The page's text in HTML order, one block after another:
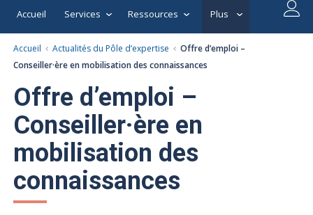
Accueil Services Ressources Plus
Accueil Actualités du Pôle d’expertise
Offre d’emploi –
Conseiller·ère en mobilisation des connaissances
Offre d’emploi –
Conseiller·ère en
mobilisation des
connaissances